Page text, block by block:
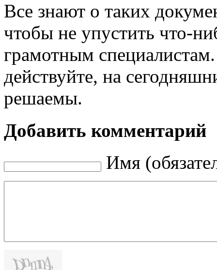
Все знают о таких
чтобы не упустить что-
грамотным
действуйте, на
решаемы.
Добавить комментарий
Имя